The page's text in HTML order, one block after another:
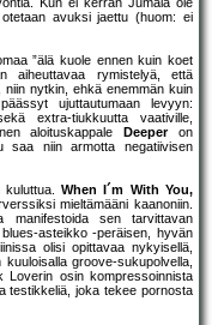
Kun ei kerran Jumala ole
avuksi jaettu (huom: ei
”älä kuole ennen kuin koet
aiheuttavaa rymistelyä, että
nytkin, ehkä enemmän kuin
ujuttautumaan levyyn:
extra-tiukkuutta vaativille,
aloituskappale
Deeperon
saa niin armotta negatiivisen
kuluttua.When I´m With You,
mieltämääni kaanoniin.
sen tarvittavan
asteikko -peräisen, hyvän
olisi opittavaa nykyisellä,
groove-sukupolvella,
Loverin osin kompressoinnista
testikkeliä, joka tekee pornosta